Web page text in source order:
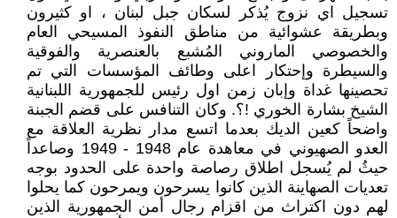
تسجيل اي نزوج يُذكر لسكان جبل لبنان ، او كثيرون
وبطريقة عشوائية من مناطق النفوذ المسيحي العام
والخصوصي الماروني المُشبع بالعنصرية والفوقية
والسيطرة وإحتكار اعلى وطائف المؤسسات التي تم
تحصينها غداة وإبان زمن اول رئيس للجمهورية اللبنانية
الشيخ بشارة الخوري !؟. وكان التنافس على قضم الجبنة
واضحاً كعين الديك بعدما اتسع مدار نظرية العلاقة مع
العدو الصهيوني في معاهدة عام 1948 - 1949 وصاعداً
حيثُ لم يُسجل اطلاق رصاصة واحدة على الحدود بوجه
تعديات الصهاينة الذين كانوا يسرحون ويمرحون كما يحلوا
لهم دون اكتراث من اقزام رجال أمن الجمهورية الذين